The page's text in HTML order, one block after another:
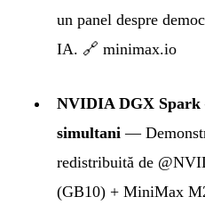
un panel despre
IA. 🔗 minimax.io
NVIDIA DGX
simultani —
redistribuită de
(GB10) + MiniMax